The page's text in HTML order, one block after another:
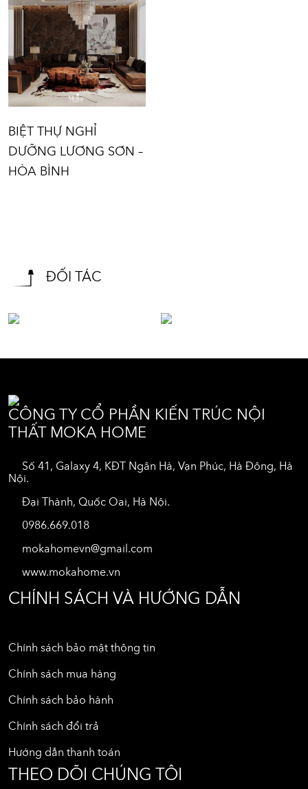
BIỆT THỰ
NGHỈ
DƯỠNG
LƯƠNG
SƠN – HÒA
BÌNH
350m2
Vị trí: Lương Sơn
- Hòa Bình
BIỆT THỰ NGHỈ
DƯỠNG LƯƠNG SƠN –
HÒA BÌNH
ĐỐI TÁC
CÔNG TY CỔ PHẦN KIẾN TRÚC NỘI
THẤT MOKA HOME
Số 41, Galaxy 4, KĐT Ngân Hà, Vạn Phúc, Hà Đông, Hà
Nội.
Đại Thành, Quốc Oai, Hà Nội.
0986.669.018
mokahomevn@gmail.com
www.mokahome.vn
CHÍNH SÁCH VÀ HƯỚNG DẪN
Chính sách bảo mật thông tin
Chính sách mua hàng
Chính sách bảo hành
Chính sách đổi trả
Hướng dẫn thanh toán
THEO DÕI CHÚNG TÔI